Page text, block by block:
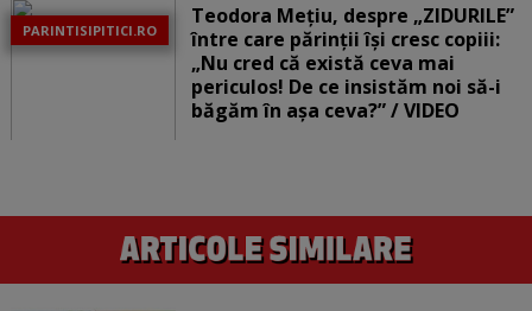
PARINTISIPITICI.RO
Teodora Mețiu, despre „ZIDURILE”
între care părinții își cresc copiii:
„Nu cred că există ceva mai
periculos! De ce insistăm noi să-i
băgăm în așa ceva?” / VIDEO